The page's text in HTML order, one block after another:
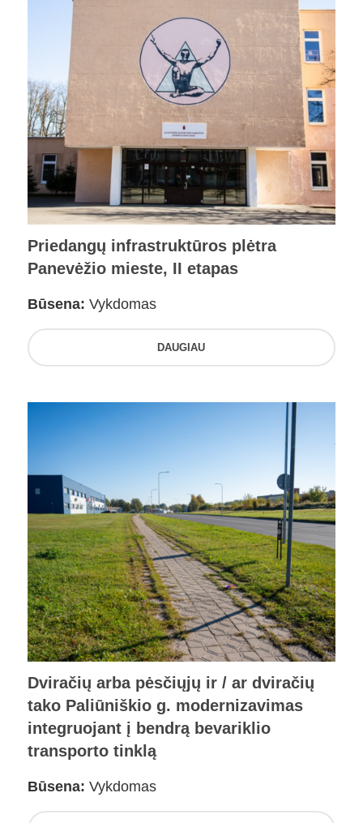
Priedangų infrastruktūros plėtra
Panevėžio mieste, II etapas
Būsena: Vykdomas
DAUGIAU
Dviračių arba pėsčiųjų ir / ar dviračių
tako Paliūniškio g. modernizavimas
integruojant į bendrą bevariklio
transporto tinklą
Būsena: Vykdomas